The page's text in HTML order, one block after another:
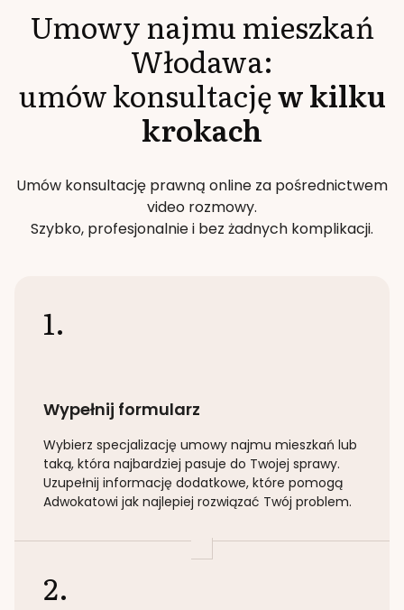
Umowy najmu mieszkań
Włodawa:
umów konsultacjęw kilku
krokach
Umów konsultację prawną online za pośrednictwem
video rozmowy.
Szybko, profesjonalnie i bez żadnych komplikacji.
1.
Wypełnij formularz
Wybierz specjalizację umowy najmu mieszkań lub
taką, która najbardziej pasuje do Twojej sprawy.
Uzupełnij informację dodatkowe, które pomogą
Adwokatowi jak najlepiej rozwiązać Twój problem.
2.